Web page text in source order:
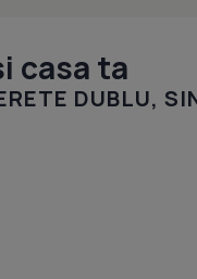
casa ta
DUBLU,